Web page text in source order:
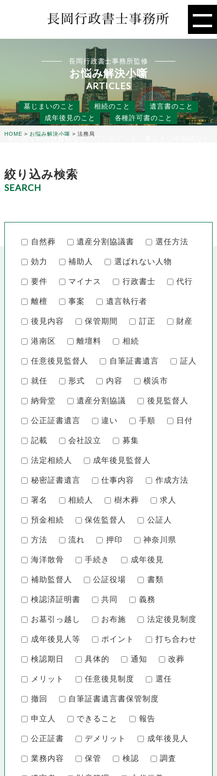
長岡行政書士事務所監修
お悩み解決小噺
ARTICLES
墓じまいのこと 相続のこと
遺言書のこと
成年後見のこと
各種許可書のこと
身の回りの行政書類などのワンポイント、墓じまいや相続など
ネになる小噺をお届けします。
HOME > お悩み解決小噺 > 法務局
絞り込み検索
SEARCH
自然葬 遺産分割協議書 選任方法
効力 補助人 選ばれない人物
要件 マイナス 行政書士 代行
離檀 事案 遺言執行者
後見内容 保管期間 訂正 財産
港南区 離壇料 相続
任意後見監督人 自筆証書遺言 証人
就任 形式 内容 横浜市
納骨堂 遺産分割協議 後見監督人
公正証書遺言 違い 手順 日付
記載 会社設立 募集
法定相続人 成年後見監督人
秘密証書遺言 仕事内容 作成方法
署名 相続人 樹木葬 求人
預金相続 保佐監督人 公証人
方法 流れ 押印 神奈川県
海洋散骨 手続き 成年後見
補助監督人 公証役場 書類
検認済証明書 共同 義務
お墓引っ越し お布施 法定後見制度
成年後見人等 ポイント 打ち合わせ
検認期日 具体的 通知 改葬
メリット 任意後見制度 選任
撤回 自筆証書遺言書保管制度
申立人 できること 報告
公正証書 デメリット 成年後見人
業務内容 保管 検認 調査